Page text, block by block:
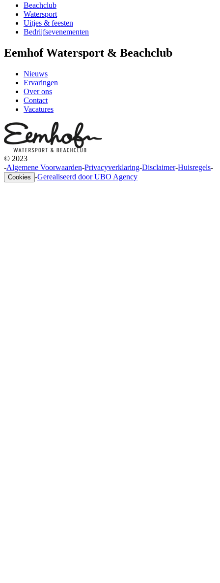
Beachclub
Watersport
Uitjes & feesten
Bedrijfsevenementen
Eemhof Watersport & Beachclub
Nieuws
Ervaringen
Over ons
Contact
Vacatures
© 2023
-Algemene Voorwaarden-Privacyverklaring-Disclaimer-Huisregels-
Cookies -Gerealiseerd door UBO Agency